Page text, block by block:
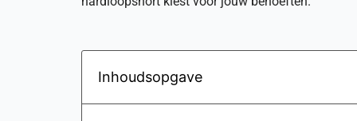
Inhoudsopgave